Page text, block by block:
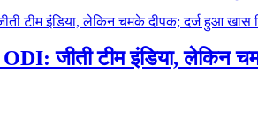
जीती टीम इंडिया, लेकिन